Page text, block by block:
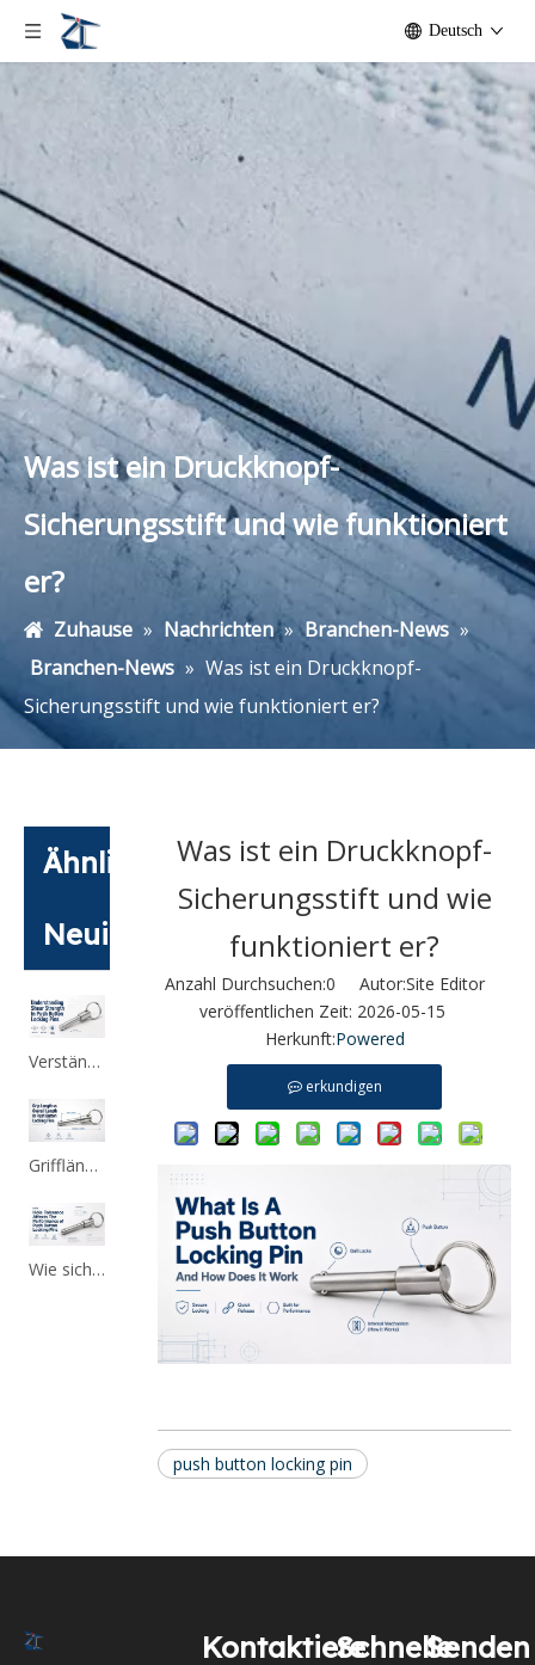
Deutsch
Was ist ein Druckknopf-
Sicherungsstift und wie funktioniert
er?
Zuhause » Nachrichten » Branchen-News »
Branchen-News » Was ist ein Druckknopf-
Sicherungsstift und wie funktioniert er?
Ähnliche
Neuigkeiten
Verständnis der Scherfestigkeit von Druckknopf-Sicherungsstiften
Grifflänge im Vergleich zur Gesamtlänge bei Druckknopf-Verriegelungsstiften
Wie sich die Lochtoleranz auf die Leistung von Druckknopf-Sicherungsstiften auswirkt
Was ist ein Druckknopf-
Sicherungsstift und wie
funktioniert er?
Anzahl Durchsuchen:0 Autor:Site Editor
veröffentlichen Zeit: 2026-05-15
Herkunft:Powered
erkundigen
push button locking pin
KontaktiereSchnelleSenden